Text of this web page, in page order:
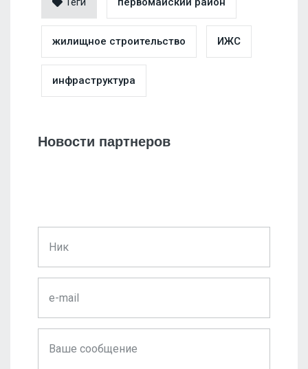
жилищное строительство ИЖС
инфраструктура
Новости партнеров